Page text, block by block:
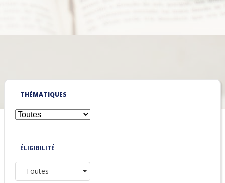
THÉMATIQUES
ÉLIGIBILITÉ
Toutes